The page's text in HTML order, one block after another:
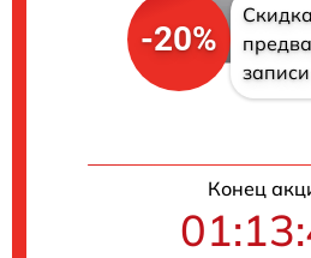
-20%
Конец